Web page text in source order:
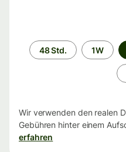
Zeitraum
48 Std. 1W
Wir verwenden den realen
Gebühren hinter einem
erfahren